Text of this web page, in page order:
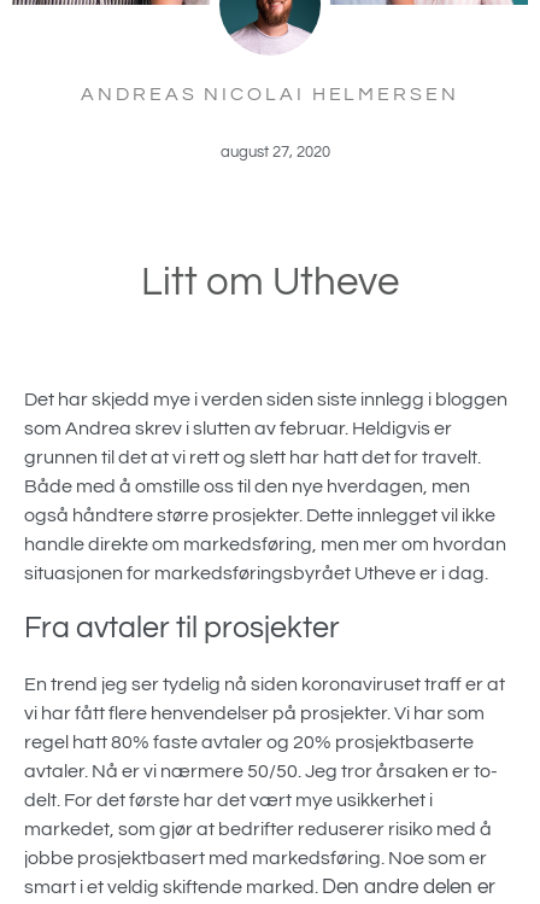
ANDREAS NICOLAI HELMERSEN
august 27, 2020
Litt om Utheve
Det har skjedd mye i verden siden siste innlegg i bloggen
som Andrea skrev i slutten av februar. Heldigvis er
grunnen til det at vi rett og slett har hatt det for travelt.
Både med å omstille oss til den nye hverdagen, men
også håndtere større prosjekter. Dette innlegget vil ikke
handle direkte om markedsføring, men mer om hvordan
situasjonen for markedsføringsbyrået Utheve er i dag.
Fra avtaler til prosjekter
En trend jeg ser tydelig nå siden koronaviruset traff er at
vi har fått flere henvendelser på prosjekter. Vi har som
regel hatt 80% faste avtaler og 20% prosjektbaserte
avtaler. Nå er vi nærmere 50/50. Jeg tror årsaken er to-
delt. For det første har det vært mye usikkerhet i
markedet, som gjør at bedrifter reduserer risiko med å
jobbe prosjektbasert med markedsføring. Noe som er
smart i et veldig skiftende marked. Den andre delen er